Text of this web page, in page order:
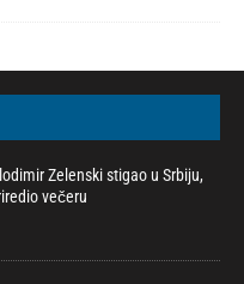
Zelenski stigao u Srbiju,
večeru